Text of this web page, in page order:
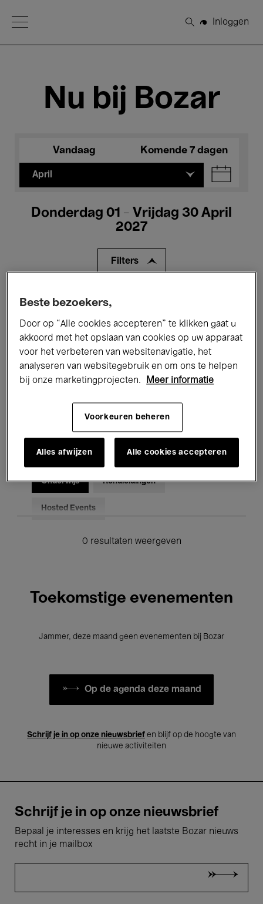
Open Menu
Zoeken
Inloggen
Nu bij Bozar
Vandaag Komende 7 dagen
April
Donderdag 01 - Vrijdag 30 April
2027
Filters
Alle evenementen
Tentoonstellingen Films
Performances Lezingen & Debatten
Jazz Klassieke Muziek Global Music
Voor iedereen Kids’ Palace
Onderwijs Rondleidingen
Hosted Events
0 resultaten weergeven
Toekomstige evenementen
Jammer, deze maand geen evenementen bij Bozar
Op de agenda deze maand
Schrijf je in op onze nieuwsbrief en blijf op de hoogte van
nieuwe activiteiten
Schrijf je in op onze nieuwsbrief
Bepaal je interesses en krijg het laatste Bozar nieuws
recht in je mailbox
Beste bezoekers,
Door op “Alle cookies accepteren” te klikken gaat u
akkoord met het opslaan van cookies op uw apparaat
voor het verbeteren van websitenavigatie, het
analyseren van websitegebruik en om ons te helpen
bij onze marketingprojecten.
Meer informatie
Voorkeuren beheren
Alles afwijzen Alle cookies accepteren